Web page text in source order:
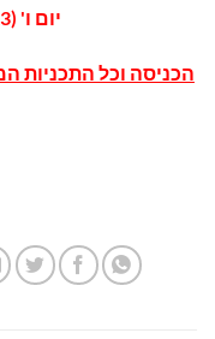
יום ו' (15.2.13) 10:00-13:00
הכניסה וכל התכניות